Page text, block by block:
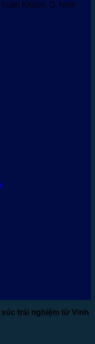
Khánh, Q. Ninh
xúc trải nghiệm từ Vinh